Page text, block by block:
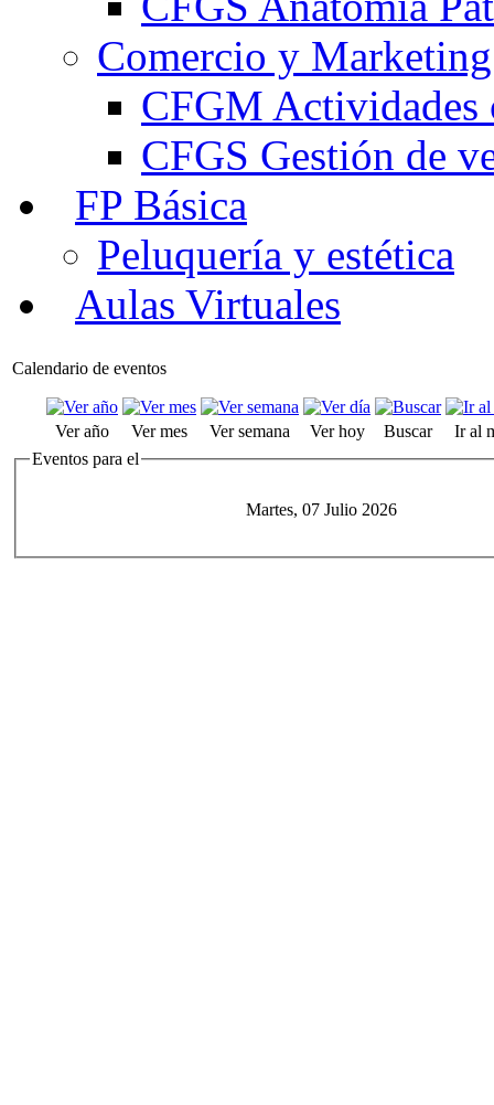
Comercio y Marketing
CFGM Actividades
CFGS Gestión de
FP Básica
Peluquería y estética
Aulas Virtuales
Calendario de eventos
Ver año Ver mes Ver semana Ver hoy Buscar
Ir al
Eventos para el
Martes, 07 Julio 2026